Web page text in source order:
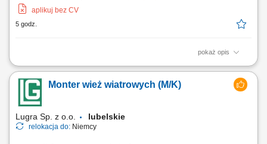
aplikuj bez CV
5 godz.
pokaż opis
Opis stanowiska: Prowadzenie konsultacji i wsparcia psychologicznego
zgodnie z zakresem psychologii transportu. Budowanie profesjonalnych
relacji z klientami oraz dbanie o wysoką jakość obsługi. Korzystanie z
nowoczesnych narzędzi cyfrowych wspierających codzienną pracę.
Udział w...
Monter wież wiatrowych (M/K)
Lugra Sp. z o.o. lubelskie
relokacja do: Niemcy